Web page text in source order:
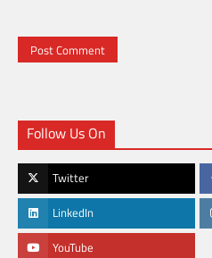
Follow Us On
Twitter
LinkedIn
YouTube